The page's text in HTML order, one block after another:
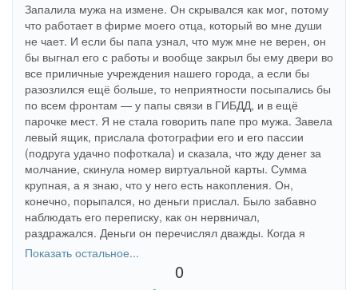
Запалила мужа на измене. Он скрывался как мог, потому
что работает в фирме моего отца, который во мне души
не чает. И если бы папа узнал, что муж мне не верен, он
бы выгнал его с работы и вообще закрыл бы ему двери во
все приличные учреждения нашего города, а если бы
разозлился ещё больше, то неприятности посыпались бы
по всем фронтам — у папы связи в ГИБДД, и в ещё
парочке мест. Я не стала говорить папе про мужа. Завела
левый ящик, прислала фотографии его и его пассии
(подруга удачно пофоткала) и сказала, что жду денег за
молчание, скинула номер виртуальной карты. Сумма
крупная, а я знаю, что у него есть накопления. Он,
конечно, порыпался, но деньги прислал. Было забавно
наблюдать его переписку, как он нервничал,
раздражался. Деньги он перечислял дважды. Когда я
поняла, что ободрала его, то сказала, что всё знаю об
измене, что это я его шантажировала, и что папа его
выгонит. Мне даже жалко его стало в какой-то момент.
Показать остальное...
0